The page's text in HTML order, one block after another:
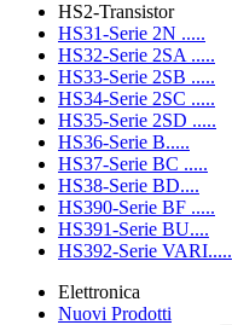
HS2-Transistor
HS31-Serie 2N .....
HS32-Serie 2SA .....
HS33-Serie 2SB .....
HS34-Serie 2SC .....
HS35-Serie 2SD .....
HS36-Serie B.....
HS37-Serie BC .....
HS38-Serie BD....
HS390-Serie BF .....
HS391-Serie BU....
HS392-Serie VARI.....
Elettronica
Nuovi Prodotti